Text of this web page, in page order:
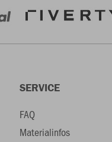
SERVICE
FAQ
Materialinfos